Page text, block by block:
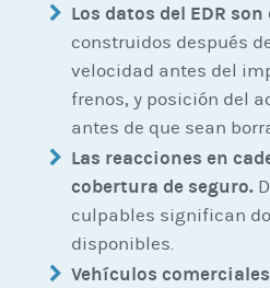
Los datos del EDR
construidos después
velocidad antes del
frenos, y posición del
antes de que sean
Las reacciones en
cobertura de seguro.
culpables significan
disponibles.
Vehículos